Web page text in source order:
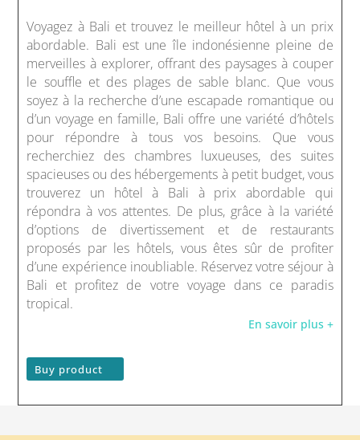
Voyagez à Bali et trouvez le meilleur hôtel à un prix
abordable. Bali est une île indonésienne pleine de
merveilles à explorer, offrant des paysages à couper
le souffle et des plages de sable blanc. Que vous
soyez à la recherche d’une escapade romantique ou
d’un voyage en famille, Bali offre une variété d’hôtels
pour répondre à tous vos besoins. Que vous
recherchiez des chambres luxueuses, des suites
spacieuses ou des hébergements à petit budget, vous
trouverez un hôtel à Bali à prix abordable qui
répondra à vos attentes. De plus, grâce à la variété
d’options de divertissement et de restaurants
proposés par les hôtels, vous êtes sûr de profiter
d’une expérience inoubliable. Réservez votre séjour à
Bali et profitez de votre voyage dans ce paradis
tropical.
En savoir plus +
Buy product